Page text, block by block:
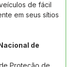
de fácil
em seus sítios
de
Proteção de